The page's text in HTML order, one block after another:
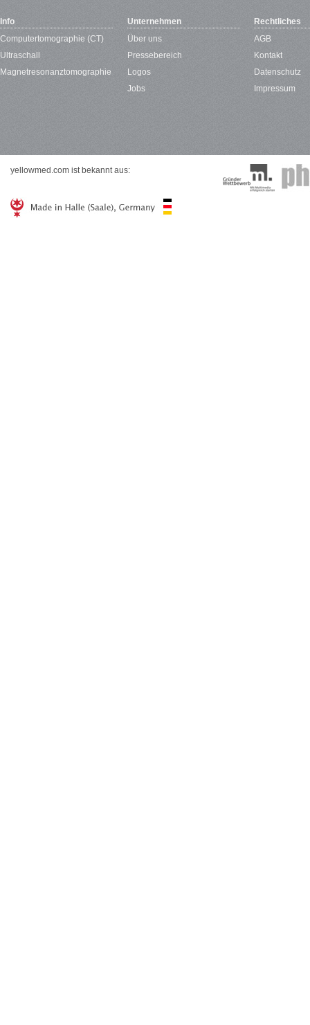
Info
Computertomographie (CT)
Ultraschall
Magnetresonanztomographie
Unternehmen
Über uns
Pressebereich
Logos
Jobs
Rechtliches
AGB
Kontakt
Datenschutz
Impressum
yellowmed.com ist bekannt aus: